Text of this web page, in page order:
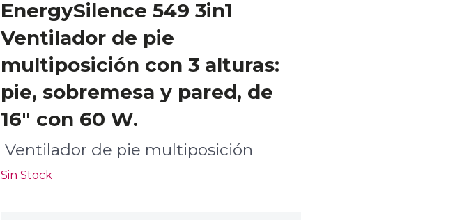
EnergySilence 549 3in1
Ventilador de pie
multiposición con 3 alturas:
pie, sobremesa y pared, de
16" con 60 W.
Ventilador de pie multiposición
Sin Stock